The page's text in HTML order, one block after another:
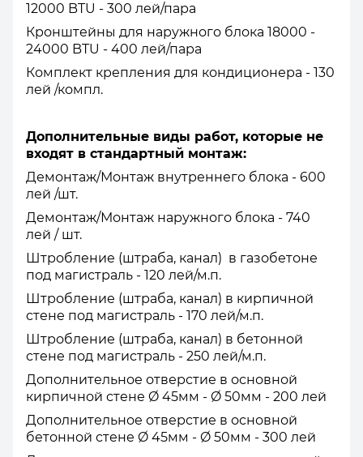
12000 BTU - 300 лей/пара
Кронштейны для наружного блока 18000 -
24000 BTU - 400 лей/пара
Комплект крепления для кондиционера - 130
лей /компл.
Дополнительные виды работ, которые не
входят в стандартный монтаж:
Демонтаж/Монтаж внутреннего блока - 600
лей /шт.
Демонтаж/Монтаж наружного блока - 740
лей / шт.
Штробление (штраба, канал) в газобетоне
под магистраль - 120 лей/м.п.
Штробление (штраба, канал) в кирпичной
стене под магистраль - 170 лей/м.п.
Штробление (штраба, канал) в бетонной
стене под магистраль - 250 лей/м.п.
Дополнительное отверстие в основной
кирпичной стене Ø 45мм - Ø 50мм - 200 лей
Дополнительное отверстие в основной
бетонной стене Ø 45мм - Ø 50мм - 300 лей